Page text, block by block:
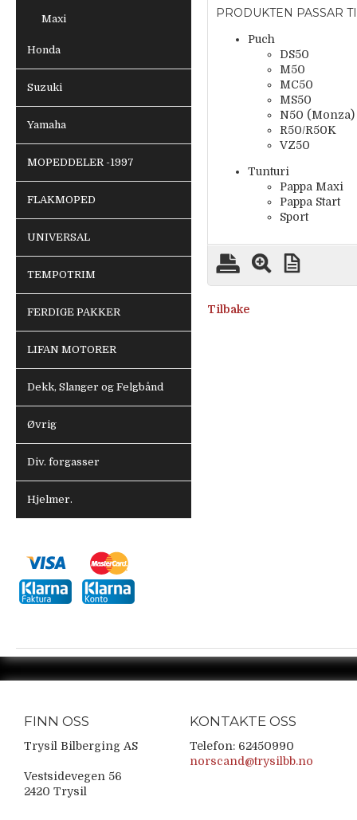
Maxi
Honda
Suzuki
Yamaha
MOPEDDELER -1997
FLAKMOPED
UNIVERSAL
TEMPOTRIM
FERDIGE PAKKER
LIFAN MOTORER
Dekk, Slanger og Felgbånd
Øvrig
Div. forgasser
Hjelmer.
PRODUKTEN PASSAR
Puch
DS50
M50
MC50
MS50
N50 (Monza)
R50/R50K
VZ50
Tunturi
Pappa Maxi
Pappa Start
Sport
Tilbake
FINN OSS
Trysil Bilberging AS
Vestsidevegen 56
2420 Trysil
KONTAKTE OSS
Telefon: 62450990
norscand@trysilbb.no